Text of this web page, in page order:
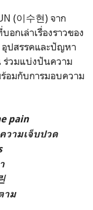
(이수현) จาก
อกเล่าเรื่องราวของ
อุปสรรคและปัญหา
ร่วมแบ่งปันความ
อมกับการมอบความ
pain
วามเจ็บปวด
าม